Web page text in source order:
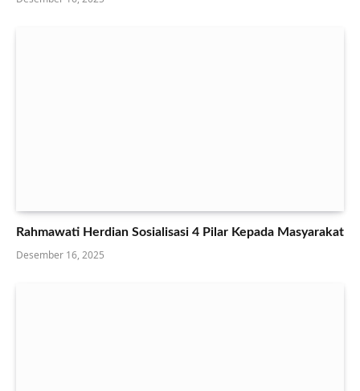
Rahmawati Herdian Sosialisasi 4 Pilar Kepada Masyarakat
Desember 16, 2025